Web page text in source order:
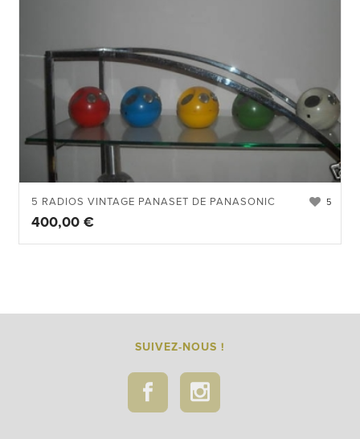
5
5 RADIOS VINTAGE PANASET DE PANASONIC
400,00 €
SUIVEZ-NOUS !